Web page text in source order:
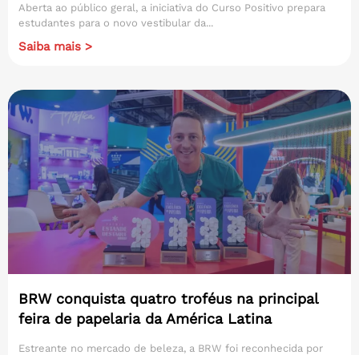
Aberta ao público geral, a iniciativa do Curso Positivo prepara
estudantes para o novo vestibular da...
Saiba mais >
BRW conquista quatro troféus na principal
feira de papelaria da América Latina
Estreante no mercado de beleza, a BRW foi reconhecida por